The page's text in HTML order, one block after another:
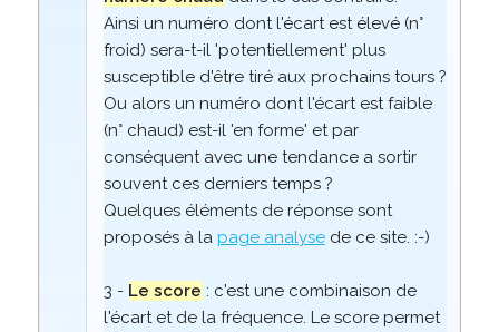
Ainsi un numéro dont l'écart est élevé (n°
froid) sera-t-il 'potentiellement' plus
susceptible d'être tiré aux prochains tours ?
Ou alors un numéro dont l'écart est faible
(n° chaud) est-il 'en forme' et par
conséquent avec une tendance a sortir
souvent ces derniers temps ?
Quelques éléments de réponse sont
proposés à la page analysede ce site. :-)
3 - Le score : c'est une combinaison de
l'écart et de la fréquence. Le score permet